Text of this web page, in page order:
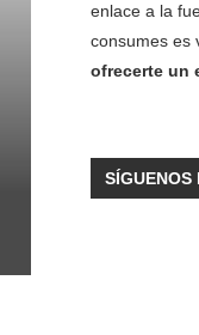
enlace a la
consumes es
ofrecerte un
SÍGUENOS